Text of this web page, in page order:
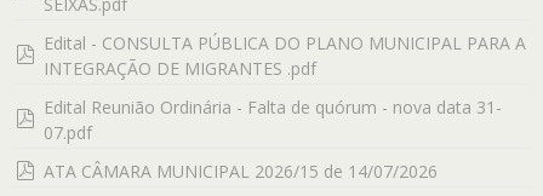
pdf
Edital - CONSULTA PÚBLICA DO PLANO MUNICIPAL PARA A
INTEGRAÇÃO DE MIGRANTES .pdf
pdf
Edital Reunião Ordinária - Falta de quórum - nova data 31-
07.pdf
pdf
ATA CÂMARA MUNICIPAL 2026/15 de 14/07/2026